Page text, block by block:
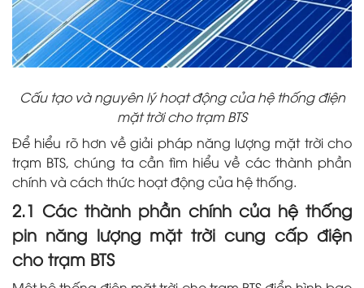
Cấu tạo và nguyên lý hoạt động của hệ thống điện
mặt trời cho trạm BTS
Để hiểu rõ hơn về giải pháp năng lượng mặt trời cho
trạm BTS, chúng ta cần tìm hiểu về các thành phần
chính và cách thức hoạt động của hệ thống.
2.1 Các thành phần chính của hệ thống
pin năng lượng mặt trời cung cấp điện
cho trạm BTS